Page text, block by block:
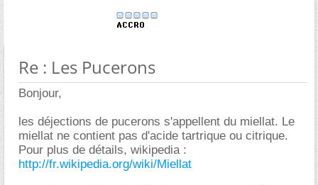
Re : Les Pucerons
Bonjour,
les déjections de pucerons s'appellent du miellat. Le
miellat ne contient pas d'acide tartrique ou citrique.
Pour plus de détails, wikipedia :
http://fr.wikipedia.org/wiki/Miellat